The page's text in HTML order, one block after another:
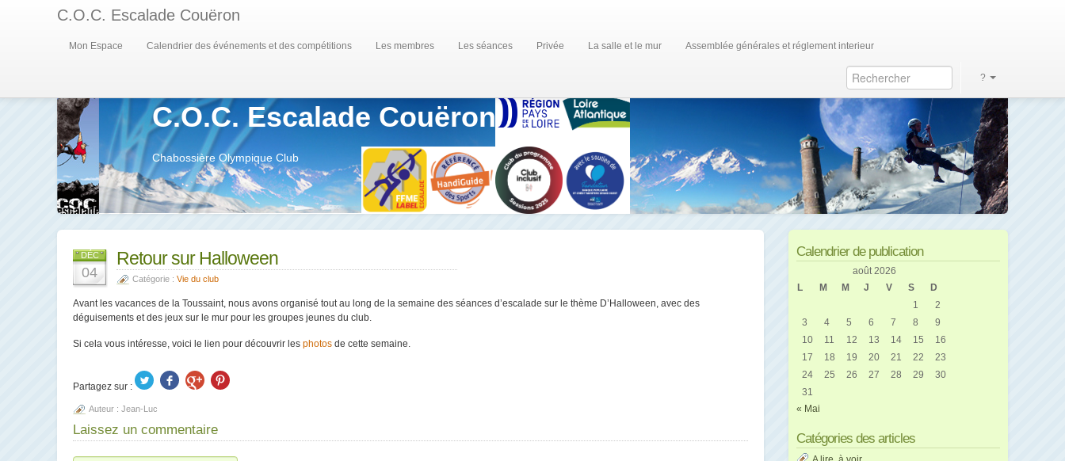
C.O.C. Escalade Couëron
Mon Espace Calendrier des événements et des compétitions Les membres Les séances Privée La salle et le mur Assemblée générales et réglement interieur
?
C.O.C. Escalade Couëron
Chabossière Olympique Club
DÉC
04
Retour sur Halloween
Catégorie : Vie du club
Avant les vacances de la Toussaint, nous avons organisé tout au long de la semaine des séances d’escalade sur le thème D’Halloween, avec des
déguisements et des jeux sur le mur pour les groupes jeunes du club.
Si cela vous intéresse, voici le lien pour découvrir les photos de cette semaine.
Partagez sur :
Auteur : Jean-Luc
Laissez un commentaire
Calendrier de publication
août 2026
L
M M J V S
D
1
2
3
4 5 6 7 8
9
10
11 12 13 14 15
16
17
18 19 20 21 22
23
24
25 26 27 28 29
30
31
« Mai
Catégories des articles